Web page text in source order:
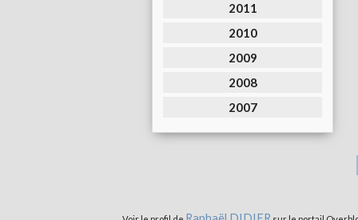
2011
2010
2009
2008
2007